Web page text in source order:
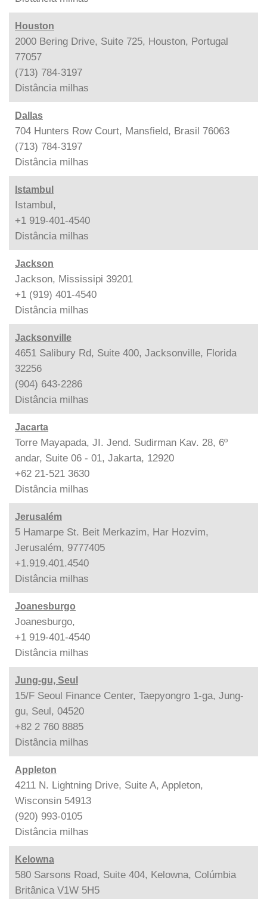
Houston
2000 Bering Drive, Suite 725, Houston, Portugal
77057
(713) 784-3197
Distância milhas
Dallas
704 Hunters Row Court, Mansfield, Brasil 76063
(713) 784-3197
Distância milhas
Istambul
Istambul,
+1 919-401-4540
Distância milhas
Jackson
Jackson, Mississipi 39201
+1 (919) 401-4540
Distância milhas
Jacksonville
4651 Salibury Rd, Suite 400, Jacksonville, Florida
32256
(904) 643-2286
Distância milhas
Jacarta
Torre Mayapada, JI. Jend. Sudirman Kav. 28, 6º
andar, Suite 06 - 01, Jakarta, 12920
+62 21-521 3630
Distância milhas
Jerusalém
5 Hamarpe St. Beit Merkazim, Har Hozvim,
Jerusalém, 9777405
+1.919.401.4540
Distância milhas
Joanesburgo
Joanesburgo,
+1 919-401-4540
Distância milhas
Jung-gu, Seul
15/F Seoul Finance Center, Taepyongro 1-ga, Jung-
gu, Seul, 04520
+82 2 760 8885
Distância milhas
Appleton
4211 N. Lightning Drive, Suite A, Appleton,
Wisconsin 54913
(920) 993-0105
Distância milhas
Kelowna
580 Sarsons Road, Suite 404, Kelowna, Colúmbia
Britânica V1W 5H5